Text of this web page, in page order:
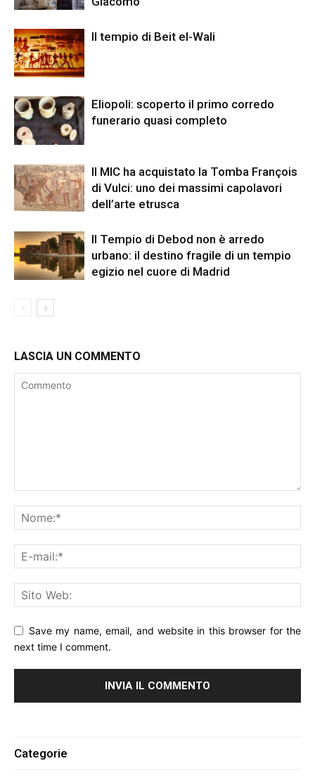
Il tempio di Beit el-Wali
Eliopoli: scoperto il primo corredo
funerario quasi completo
Il MIC ha acquistato la Tomba François
di Vulci: uno dei massimi capolavori
dell’arte etrusca
Il Tempio di Debod non è arredo
urbano: il destino fragile di un tempio
egizio nel cuore di Madrid
LASCIA UN COMMENTO
Save my name, email, and website in this browser for the
next time I comment.
Categorie